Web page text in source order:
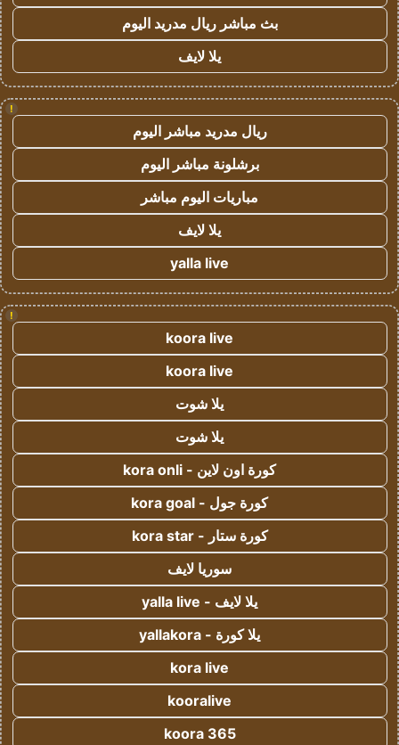
بث مباشر ريال مدريد اليوم
يلا لايف
!
ريال مدريد مباشر اليوم
برشلونة مباشر اليوم
مباريات اليوم مباشر
يلا لايف
yalla live
!
koora live
koora live
يلا شوت
يلا شوت
كورة اون لاين - kora onli
كورة جول - kora goal
كورة ستار - kora star
سوريا لايف
يلا لايف - yalla live
يلا كورة - yallakora
kora live
kooralive
koora 365